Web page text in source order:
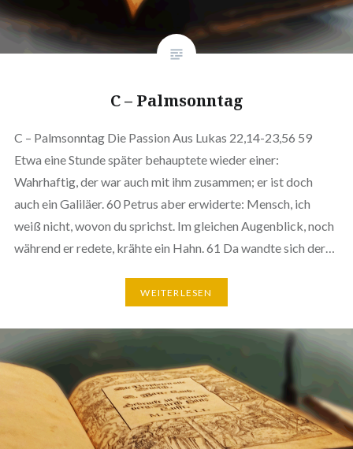
C – Palmsonntag
C – Palmsonntag Die Passion Aus Lukas 22,14-23,56 59
Etwa eine Stunde später behauptete wieder einer:
Wahrhaftig, der war auch mit ihm zusammen; er ist doch
auch ein Galiläer. 60 Petrus aber erwiderte: Mensch, ich
weiß nicht, wovon du sprichst. Im gleichen Augenblick, noch
während er redete, krähte ein Hahn. 61 Da wandte sich der…
WEITERLESEN